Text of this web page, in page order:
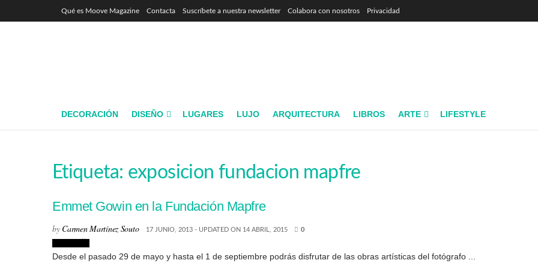
Qué es Moove Magazine Contacta Suscríbete a nuestra newsletter Colabora con nosotros Privacidad
DECORACIÓN DISEÑO LUGARES LUJO ARQUITECTURA LIBROS ARTE LIFESTYLE
Etiqueta: exposicion fundacion mapfre
Emmet Gowin en la Fundación Mapfre
by Carmen Martínez Souto 17 JUNIO, 2013 - UPDATED ON 14 ABRIL, 2015 0
Desde el pasado 29 de mayo y hasta el 1 de septiembre podrás disfrutar de las obras artísticas del fotógrafo ...